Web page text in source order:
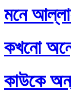
মনে
কখনো
কাউকে